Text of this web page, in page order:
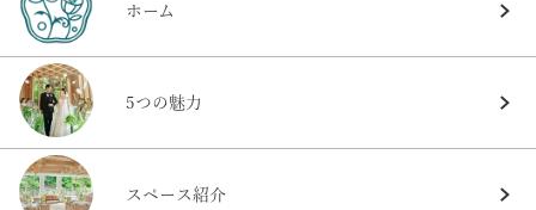
ホーム
5つの魅力
スペース紹介